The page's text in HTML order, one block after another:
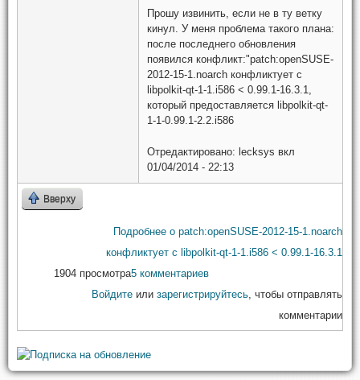
Прошу извинить, если не в ту ветку
кинул. У меня проблема такого плана:
после последнего обновления
появился конфликт:"patch:openSUSE-
2012-15-1.noarch конфликтует с
libpolkit-qt-1-1.i586 < 0.99.1-16.3.1,
который предоставляется libpolkit-qt-
1-1-0.99.1-2.2.i586
Отредактировано: lecksys вкл
01/04/2014 - 22:13
Вверху
Подробнее о patch:openSUSE-2012-15-1.noarch
конфликтует с libpolkit-qt-1-1.i586 < 0.99.1-16.3.1
1904 просмотра5 комментариев
Войдите или зарегистрируйтесь , чтобы отправлять
комментарии